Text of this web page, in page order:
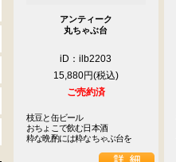
アンティーク
丸ちゃぶ台
iD：ilb2203
15,880円
ご売約済
枝豆と缶ビール
おちょこで飲む日本酒
粋な晩酌には粋なちゃぶ台を